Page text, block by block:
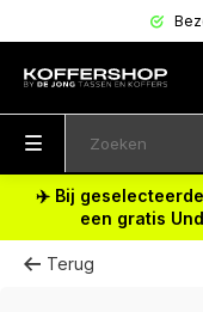
✈️ Bij
een gratis
Terug